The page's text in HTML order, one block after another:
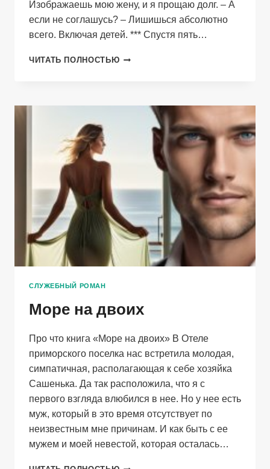
Изображаешь мою жену, и я прощаю долг. – А
если не соглашусь? – Лишишься абсолютно
всего. Включая детей. *** Спустя пять…
ЧИТАТЬ ПОЛНОСТЬЮ (НЕ)
БОССА
СЛУЖЕБНЫЙ РОМАН
Море на двоих
Про что книга «Море на двоих» В Отеле
приморского поселка нас встретила молодая,
симпатичная, располагающая к себе хозяйка
Сашенька. Да так расположила, что я с
первого взгляда влюбился в нее. Но у нее есть
муж, который в это время отсутствует по
неизвестным мне причинам. И как быть с ее
мужем и моей невестой, которая осталась…
МОРЕ